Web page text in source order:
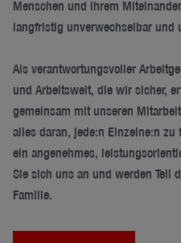
Menschen und ihrem
langfristig unverwechselbar und
Als verantwortungsvoller
und Arbeitswelt, die wir sicher,
gemeinsam mit unseren
alles daran, jede:n Einzelne:n
ein angenehmes,
Sie sich uns an und werden Teil
Familie.